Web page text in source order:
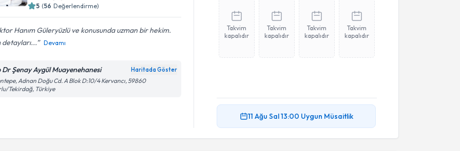
5 (56 Değerlendirme)
Hanım Güleryüzlü ve konusunda uzman bir hekim.
detayları...
Devamı
Dr Şenay Aygül Muayenehanesi Haritada Göster
Adnan Doğu Cd. A Blok D:10/4 Kervancı, 59860
Tekirdağ, Türkiye
Takvim
kapalıdır
Takvim
kapalıdır
Takvim
kapalıdır
Takvim
kapalıdır
11 Ağu Sal13:00 Uygun Müsaitlik